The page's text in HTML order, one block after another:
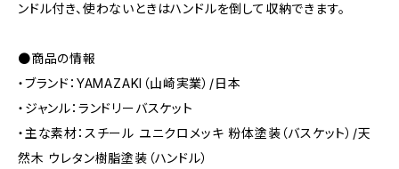
ンドル付き、使わないときはハンドルを倒して収納できます。
●商品の情報
・ブランド：YAMAZAKI（山崎実業）/日本
・ジャンル：ランドリーバスケット
・主な素材：スチール ユニクロメッキ 粉体塗装（バスケット）/天
然木 ウレタン樹脂塗装（ハンドル）